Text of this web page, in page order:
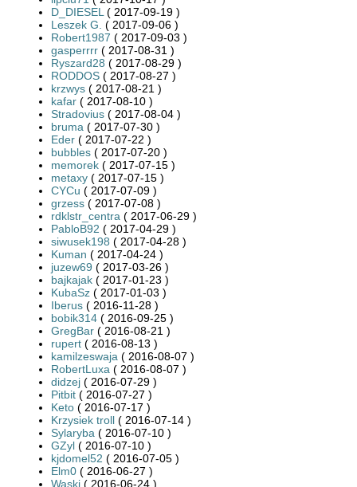
D_DIESEL ( 2017-09-19 )
Leszek G. ( 2017-09-06 )
Robert1987 ( 2017-09-03 )
gasperrrr ( 2017-08-31 )
Ryszard28 ( 2017-08-29 )
RODDOS ( 2017-08-27 )
krzwys ( 2017-08-21 )
kafar ( 2017-08-10 )
Stradovius ( 2017-08-04 )
bruma ( 2017-07-30 )
Eder ( 2017-07-22 )
bubbles ( 2017-07-20 )
memorek ( 2017-07-15 )
metaxy ( 2017-07-15 )
CYCu ( 2017-07-09 )
grzess ( 2017-07-08 )
rdklstr_centra ( 2017-06-29 )
PabloB92 ( 2017-04-29 )
siwusek198 ( 2017-04-28 )
Kuman ( 2017-04-24 )
juzew69 ( 2017-03-26 )
bajkajak ( 2017-01-23 )
KubaSz ( 2017-01-03 )
Iberus ( 2016-11-28 )
bobik314 ( 2016-09-25 )
GregBar ( 2016-08-21 )
rupert ( 2016-08-13 )
kamilzeswaja ( 2016-08-07 )
RobertLuxa ( 2016-08-07 )
didzej ( 2016-07-29 )
Pitbit ( 2016-07-27 )
Keto ( 2016-07-17 )
Krzysiek troll ( 2016-07-14 )
Sylaryba ( 2016-07-10 )
GZyl ( 2016-07-10 )
kjdomel52 ( 2016-07-05 )
Elm0 ( 2016-06-27 )
Waski ( 2016-06-24 )